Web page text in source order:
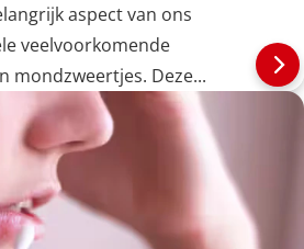
aspect van ons
veelvoorkomende
mondzweertjes. Deze...